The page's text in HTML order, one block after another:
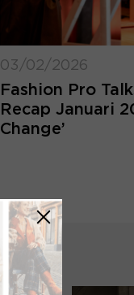
LOGIN
03/02/2026
Fashion Pro
Recap Januari
Change’